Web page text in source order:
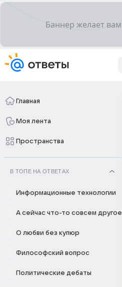
Главная
Моя лента
Пространства
В ТОПЕ НА ОТВЕТАХ
Информационные технологии
А сейчас что-то совсем другое
О любви без купюр
Философский вопрос
Политические дебаты